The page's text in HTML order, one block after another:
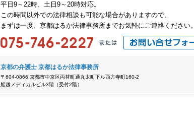
平日9～22時、土日9～20時対応。
この時間以外での法律相談も可能な場合がありますので、
まずは一度、京都はるか法律事務所までお気軽にご連絡ください。
京都の弁護士 京都はるか法律事務所
〒604-0866 京都市中京区両替町通丸太町下ル西方寺町160-2
船越メディカルビル3階（受付2階）